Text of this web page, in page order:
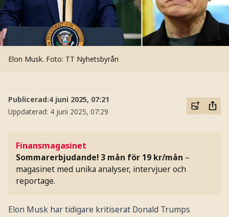
Elon Musk. Foto: TT Nyhetsbyrån
Publicerad:4 juni 2025, 07:21
Uppdaterad: 4 juni 2025, 07:29
Finansmagasinet
Sommarerbjudande! 3 mån för 19 kr/mån –
magasinet med unika analyser, intervjuer och
reportage.
Elon Musk har tidigare kritiserat Donald Trumps